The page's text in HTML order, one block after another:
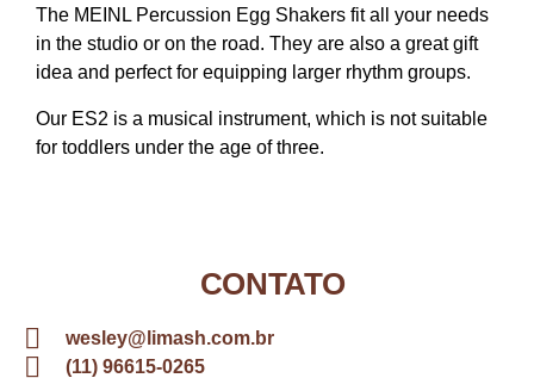
The MEINL Percussion Egg Shakers fit all your needs
in the studio or on the road. They are also a great gift
idea and perfect for equipping larger rhythm groups.
Our ES2 is a musical instrument, which is not suitable
for toddlers under the age of three.
CONTATO
wesley@limash.com.br
(11) 96615-0265